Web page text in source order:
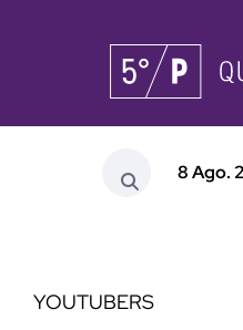
8 Ago.
YOUTUBERS